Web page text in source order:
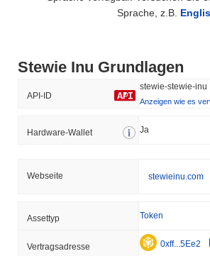
Sprache, z.B.
Stewie Inu Grundlagen
API-ID
stewie-stewie-inu
Anzeigen wie es
Hardware-Wallet Ja
Webseite stewieinu.com
Assettyp Token
Vertragsadresse 0xff...5Ee2